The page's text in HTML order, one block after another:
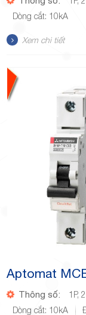
Dòng cắt: 10kA
Xem chi tiết
Aptomat
Thông số: 1P,
Dòng cắt: 10kA